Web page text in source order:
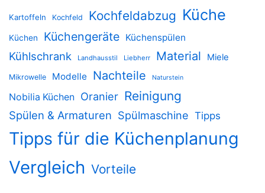
Kartoffeln Kochfeld Kochfeldabzug Küche
Küchen Küchengeräte Küchenspülen
Kühlschrank Landhausstil Liebherr Material Miele
Mikrowelle Modelle Nachteile Naturstein
Nobilia Küchen Oranier Reinigung
Spülen & Armaturen Spülmaschine Tipps
Tipps für die Küchenplanung
Vergleich Vorteile